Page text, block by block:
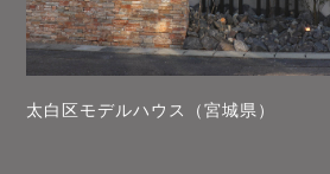
太白区モデルハウス（宮城県）